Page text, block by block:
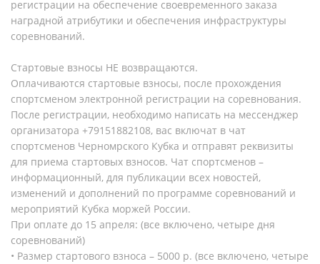
регистрации на обеспечение своевременного заказа
наградной атрибутики и обеспечения инфраструктуры
соревнований.
Стартовые взносы НЕ возвращаются.
Оплачиваются стартовые взносы, после прохождения
спортсменом электронной регистрации на соревнования.
После регистрации, необходимо написать на мессенджер
организатора +79151882108, вас включат в чат
спортсменов Черномрского Кубка и отправят реквизиты
для приема стартовых взносов. Чат спортсменов –
информационный, для публикации всех новостей,
изменений и дополнений по программе соревнований и
мероприятий Кубка моржей России.
При оплате до 15 апреля: (все включено, четыре дня
соревнований)
• Размер стартового взноса – 5000 р. (все включено, четыре